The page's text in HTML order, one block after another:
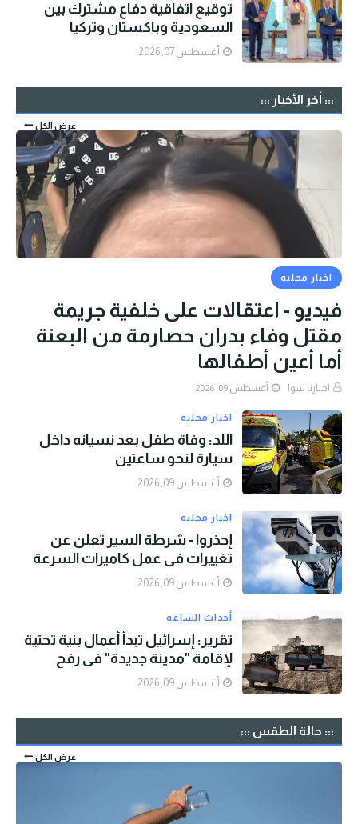
توقيع اتفاقية دفاع مشترك بين
السعودية وباكستان وتركيا
أغسطس 07, 2026
::: أخر الأخبار :::
عرض الكل
اخبار محليه
فيديو - اعتقالات على خلفية جريمة
مقتل وفاء بدران حصارمة من البعنة
أما أعين أطفالها
اخبارنا سوا أغسطس 09, 2026
اخبار محليه
اللد: وفاة طفل بعد نسيانه داخل
سيارة لنحو ساعتين
أغسطس 09, 2026
اخبار محليه
إحذروا - شرطة السير تعلن عن
تغييرات في عمل كاميرات السرعة
أغسطس 09, 2026
أحداث الساعه
تقرير: إسرائيل تبدأ أعمال بنية تحتية
لإقامة "مدينة جديدة" في رفح
أغسطس 09, 2026
::: حالة الطقس :::
عرض الكل